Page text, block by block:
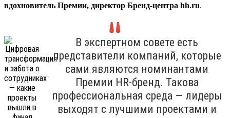
вдохновитель Премии, директор Бренд-центра hh.ru.
В экспертном совете есть
представители компаний, которые
сами являются номинантами
Премии HR-бренд. Такова
профессиональная среда — лидеры
выходят с лучшими проектами и